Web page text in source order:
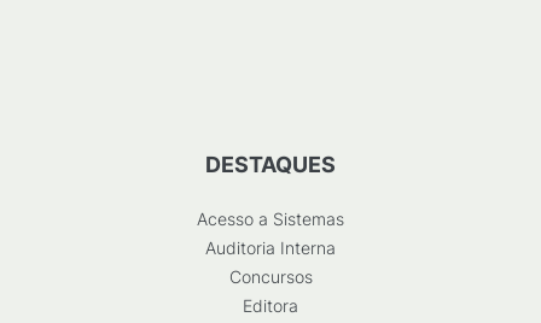
DESTAQUES
Acesso a Sistemas
Auditoria Interna
Concursos
Editora